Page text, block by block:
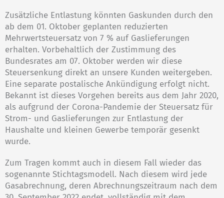
Zusätzliche Entlastung könnten Gaskunden durch den
ab dem 01. Oktober geplanten reduzierten
Mehrwertsteuersatz von 7 % auf Gaslieferungen
erhalten. Vorbehaltlich der Zustimmung des
Bundesrates am 07. Oktober werden wir diese
Steuersenkung direkt an unsere Kunden weitergeben.
Eine separate postalische Ankündigung erfolgt nicht.
Bekannt ist dieses Vorgehen bereits aus dem Jahr 2020,
als aufgrund der Corona-Pandemie der Steuersatz für
Strom- und Gaslieferungen zur Entlastung der
Haushalte und kleinen Gewerbe temporär gesenkt
wurde.
Zum Tragen kommt auch in diesem Fall wieder das
sogenannte Stichtagsmodell. Nach diesem wird jede
Gasabrechnung, deren Abrechnungszeitraum nach dem